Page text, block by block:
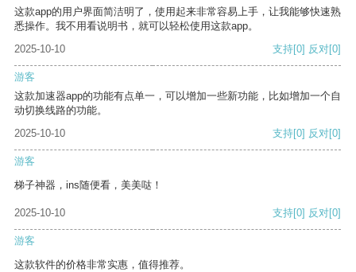
这款app的用户界面简洁明了，使用起来非常容易上手，让我能够快速熟
悉操作。我不用看说明书，就可以轻松使用这款app。
2025-10-10
支持[0] 反对[0]
游客
这款加速器app的功能有点单一，可以增加一些新功能，比如增加一个自
动切换线路的功能。
2025-10-10
支持[0] 反对[0]
游客
梯子神器，ins随便看，美美哒！
2025-10-10 支持[0] 反对[0]
游客
这款软件的价格非常实惠，值得推荐。